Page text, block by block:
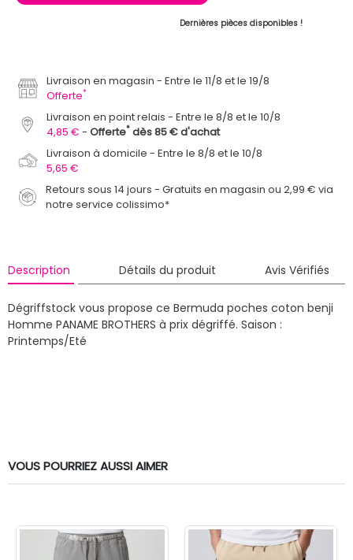
Dernières pièces disponibles !
Livraison en magasin
Entre le 11/8 et le 19/8
Offerte*
Livraison en point relais
Entre le 8/8 et le 10/8
4,85 €
Offerte* dès 85 € d'achat
Livraison à domicile
Entre le 8/8 et le 10/8
5,65 €
Retours sous 14 jours - Gratuits en magasin ou 2,99 € via
notre service colissimo*
Description Détails du produit Avis Vérifiés
Dégriffstock vous propose ce Bermuda poches coton benji
Homme PANAME BROTHERS à prix dégriffé. Saison :
Printemps/Eté
VOUS POURRIEZ AUSSI AIMER